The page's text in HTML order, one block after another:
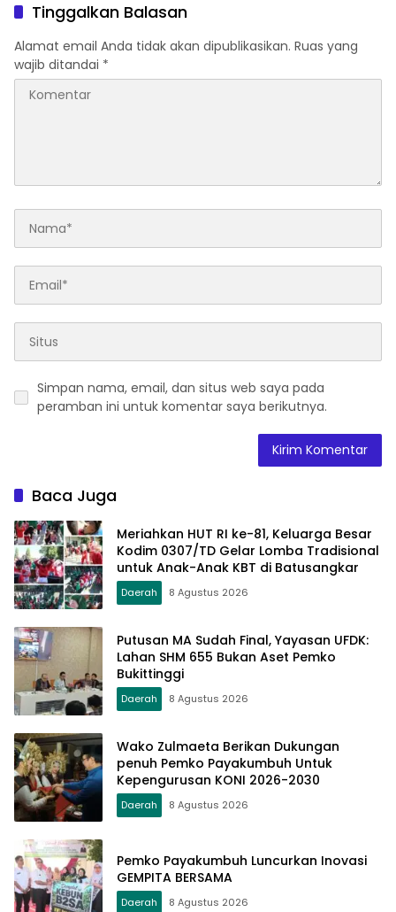
Tinggalkan Balasan
Alamat email Anda tidak akan dipublikasikan. Ruas yang
wajib ditandai *
Simpan nama, email, dan situs web saya pada
peramban ini untuk komentar saya berikutnya.
Baca Juga
Meriahkan HUT RI ke-81, Keluarga Besar
Kodim 0307/TD Gelar Lomba Tradisional
untuk Anak-Anak KBT di Batusangkar
Daerah 8 Agustus 2026
Putusan MA Sudah Final, Yayasan UFDK:
Lahan SHM 655 Bukan Aset Pemko
Bukittinggi
Daerah 8 Agustus 2026
Wako Zulmaeta Berikan Dukungan
penuh Pemko Payakumbuh Untuk
Kepengurusan KONI 2026-2030
Daerah 8 Agustus 2026
Pemko Payakumbuh Luncurkan Inovasi
GEMPITA BERSAMA
Daerah 8 Agustus 2026